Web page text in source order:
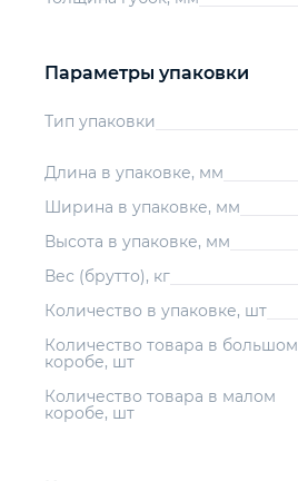
Параметры упаковки
Тип упаковки
Длина в упаковке, мм
Ширина в упаковке, мм
Высота в упаковке, мм
Вес (брутто), кг
Количество в упаковке, шт
Количество товара в большом
коробе, шт
Количество товара в малом
коробе, шт